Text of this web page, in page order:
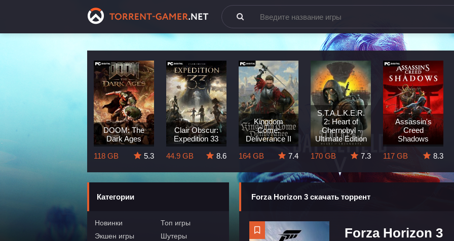
DOOM: The
Dark Ages
118 GB
5.3
Clair Obscur:
Expedition 33
44.9 GB
8.6
Kingdom
Come:
Deliverance II
164 GB
7.4
S.T.A.L.K.E.R.
2: Heart of
Chernobyl -
Ultimate Edition
170 GB
7.3
Assassin's
Creed
Shadows
117 GB
8.3
Категории
Новинки
Топ игры
Экшен игры
Шутеры
Forza Horizon 3 скачать торрент
Forza Horizon 3